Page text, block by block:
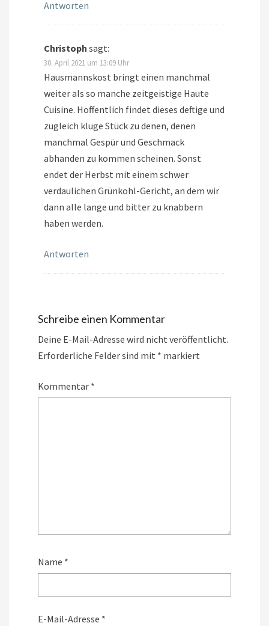
Antworten
Christoph sagt:
30. April 2021 um 13:09 Uhr
Hausmannskost bringt einen manchmal
weiter als so manche zeitgeistige Haute
Cuisine. Hoffentlich findet dieses deftige und
zugleich kluge Stück zu denen, denen
manchmal Gespür und Geschmack
abhanden zu kommen scheinen. Sonst
endet der Herbst mit einem schwer
verdaulichen Grünkohl-Gericht, an dem wir
dann alle lange und bitter zu knabbern
haben werden.
Antworten
Schreibe einen Kommentar
Deine E-Mail-Adresse wird nicht veröffentlicht.
Erforderliche Felder sind mit * markiert
Kommentar *
Name *
E-Mail-Adresse *